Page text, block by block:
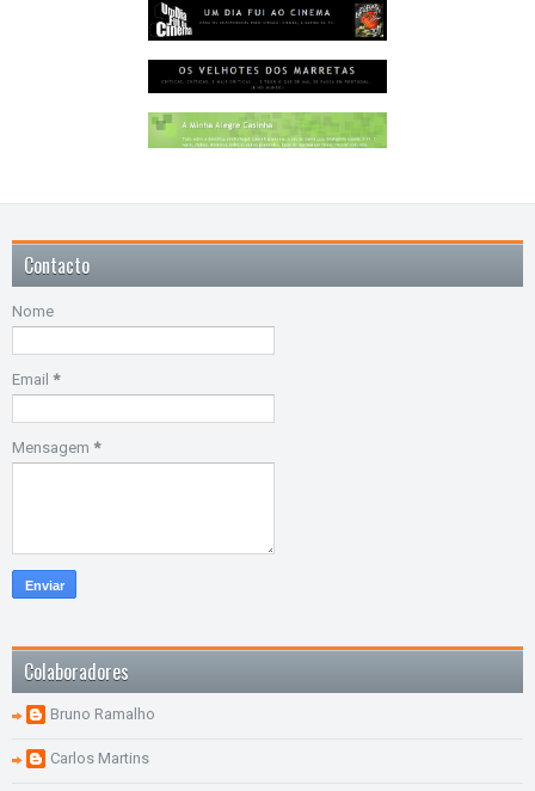
Contacto
Nome
Email *
Mensagem *
Colaboradores
Bruno Ramalho
Carlos Martins